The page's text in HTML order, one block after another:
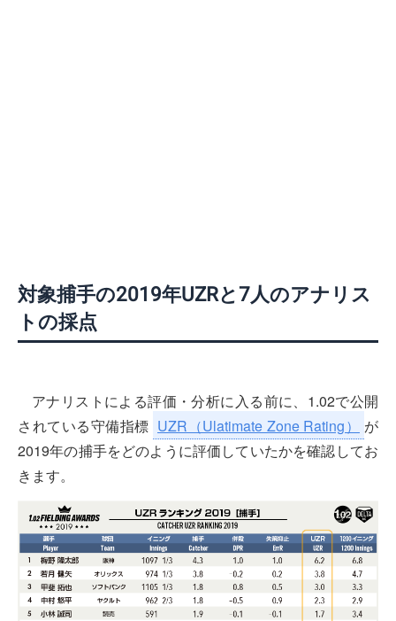
対象捕手の2019年UZRと7人のアナリス
トの採点
アナリストによる評価・分析に入る前に、1.02で公開
されている守備指標 UZR （Ulatimate Zone Rating）
が
2019年の捕手をどのように評価していたかを確認してお
きます。